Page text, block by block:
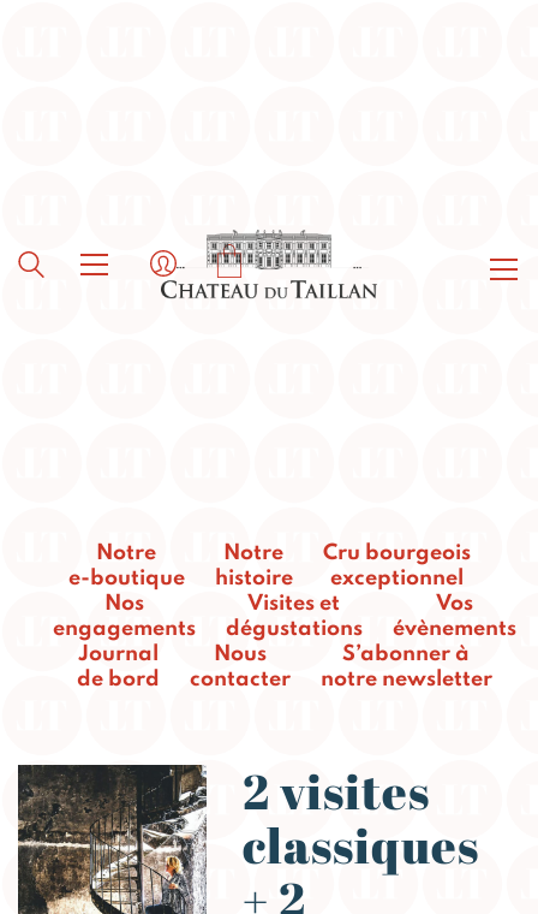
Notre
e-boutique
Notre
histoire
Cru bourgeois
exceptionnel
Nos
engagements
Visites et
dégustations
Vos
évènements
Journal
de bord
Nous
contacter
S’abonner à
notre newsletter
2 visites
classiques
+ 2